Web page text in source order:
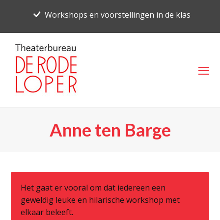
Workshops en voorstellingen in de klas
Anne ten Barge
Het gaat er vooral om dat iedereen een
geweldig leuke en hilarische workshop met
elkaar beleeft.